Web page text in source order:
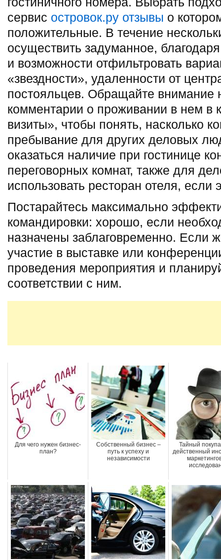
сервис островок.ру отзывы о
положительные. В течение
осуществить задуманное,
и возможности отфильтровать
«звездности», удаленности от
постояльцев. Обращайте внимание
комментарии о проживании в нем в
визиты», чтобы понять, насколько
пребывание для других деловых
оказаться наличие при гостинице
переговорных комнат, также для
использовать ресторан отеля, если
Постарайтесь максимально
командировки: хорошо, если
назначены заблаговременно. Если
участие в выставке или
проведения мероприятия и
соответствии с ним.
Для чего нужен бизнес-
план?
Собственный бизнес –
путь к успеху и
независимости
Тайный
действенный